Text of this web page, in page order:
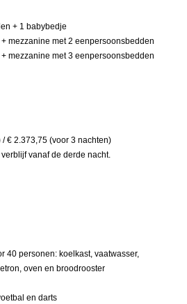
+ 1 babybedje
mezzanine met 2 eenpersoonsbedden
mezzanine met 3 eenpersoonsbedden
€ 2.373,75 (voor 3 nachten)
vanaf de derde nacht.
40 personen: koelkast, vaatwasser,
oven en broodrooster
en darts